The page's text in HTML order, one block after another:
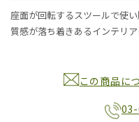
座面が回転するスツールで使
質感が落ち着きあるインテリア
この商品に